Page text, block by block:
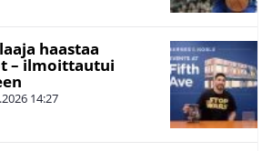
haastaa
– ilmoittautui
14:27